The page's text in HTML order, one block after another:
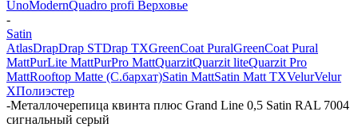
UnoModernQuadro profi Верховье
-
Satin
AtlasDrapDrap STDrap TXGreenСoat PuralGreenСoat Pural
MattPurLite MattPurPro MattQuarzitQuarzit liteQuarzit Pro
MattRooftop Matte (С.бархат)Satin MattSatin Matt TXVelurVelur
XПолиэстер
-Металлочерепица квинта плюс Grand Line 0,5 Satin RAL 7004
сигнальный серый